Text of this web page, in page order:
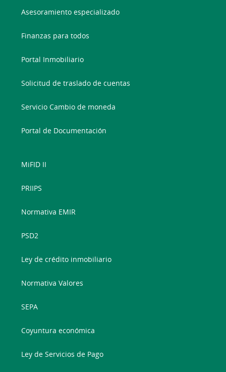
Asesoramiento especializado
Finanzas para todos
Portal Inmobiliario
Solicitud de traslado de cuentas
Servicio Cambio de moneda
Portal de Documentación
MiFID II
PRIIPS
Normativa EMIR
PSD2
Ley de crédito inmobiliario
Normativa Valores
SEPA
Coyuntura económica
Ley de Servicios de Pago